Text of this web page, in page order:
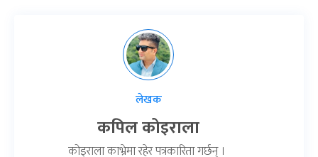
लेखक
कपिल कोइराला
कोइराला काभ्रेमा रहेर पत्रकारिता गर्छन् ।